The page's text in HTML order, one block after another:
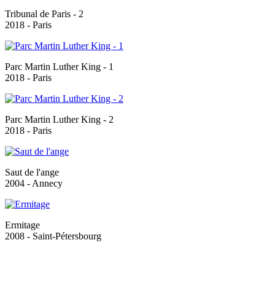
Tribunal de Paris - 2
2018 - Paris
Parc Martin Luther King - 1
2018 - Paris
Parc Martin Luther King - 2
2018 - Paris
Saut de l'ange
2004 - Annecy
Ermitage
2008 - Saint-Pétersbourg